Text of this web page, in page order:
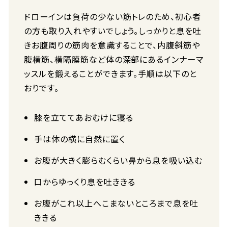
ドローインは負荷の少ない筋トレのため、初心者
の方も取り入れやすいでしょう。しっかりと息を吐
きお腹周りの筋肉を意識することで、内腹斜筋や
腹横筋、横隔膜筋など体の深部にあるインナーマ
ッスルを鍛えることができます。手順は以下のと
おりです。
膝を立ててあおむけに寝る
手は体の横に自然に置く
お腹が大きく膨らむくらい鼻から息を吸い込む
口からゆっくり息を吐ききる
お腹がこれ以上へこまないところまで息を吐
ききる